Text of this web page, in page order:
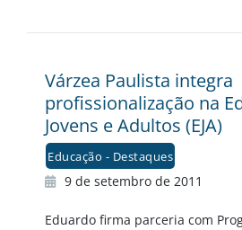
Várzea Paulista integra
profissionalização na
Jovens e Adultos (EJA)
Educação - Destaques
9 de setembro de 2011
Eduardo firma parceria com